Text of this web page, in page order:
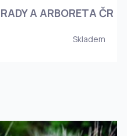
A ARBORETA ČR
Skladem